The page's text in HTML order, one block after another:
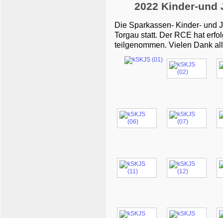
2022 Kinder-und
Die Sparkassen- Kinder- und
Torgau statt. Der RCE hat
teilgenommen. Vielen Dank